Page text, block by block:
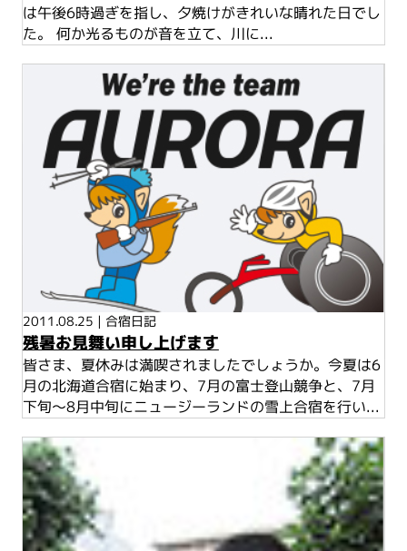
は午後6時過ぎを指し、夕焼けがきれいな晴れた日でし
た。 何か光るものが音を立て、川に...
2011.08.25 | 合宿日記
残暑お見舞い申し上げます
皆さま、夏休みは満喫されましたでしょうか。今夏は6
月の北海道合宿に始まり、7月の富士登山競争と、7月
下旬～8月中旬にニュージーランドの雪上合宿を行い...